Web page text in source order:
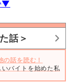
話＞
の話を読む！
いバイトを始めた私。